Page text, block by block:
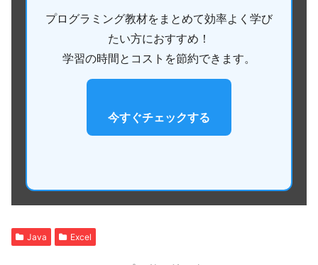
プログラミング教材をまとめて効率よく学び
たい方におすすめ！
学習の時間とコストを節約できます。
今すぐチェックする
Java Excel